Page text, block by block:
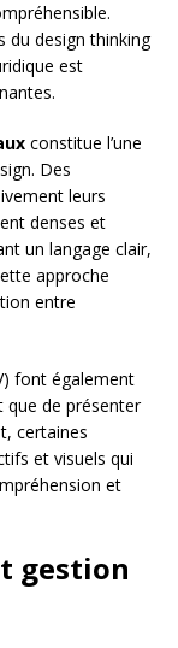
du design thinking
est
constitue l’une
Des
leurs
denses et
un langage clair,
approche
entre
font également
que de présenter
certaines
et visuels qui
et
gestion